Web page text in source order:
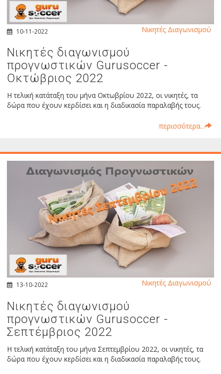
10-11-2022
Νικητές διαγωνισμού
προγνωστικών Gurusoccer -
Οκτώβριος 2022
Η τελική κατάταξη του μήνα Οκτωβρίου 2022, οι νικητές, τα
δώρα που έχουν κερδίσει και η διαδικασία παραλαβής τους.
περισσότερα...
Νικητές Διαγωνισμού
13-10-2022
Νικητές διαγωνισμού
προγνωστικών Gurusoccer -
Σεπτέμβριος 2022
Η τελική κατάταξη του μήνα Σεπτεμβρίου 2022, οι νικητές, τα
δώρα που έχουν κερδίσει και η διαδικασία παραλαβής τους.
Νικητές Διαγωνισμού